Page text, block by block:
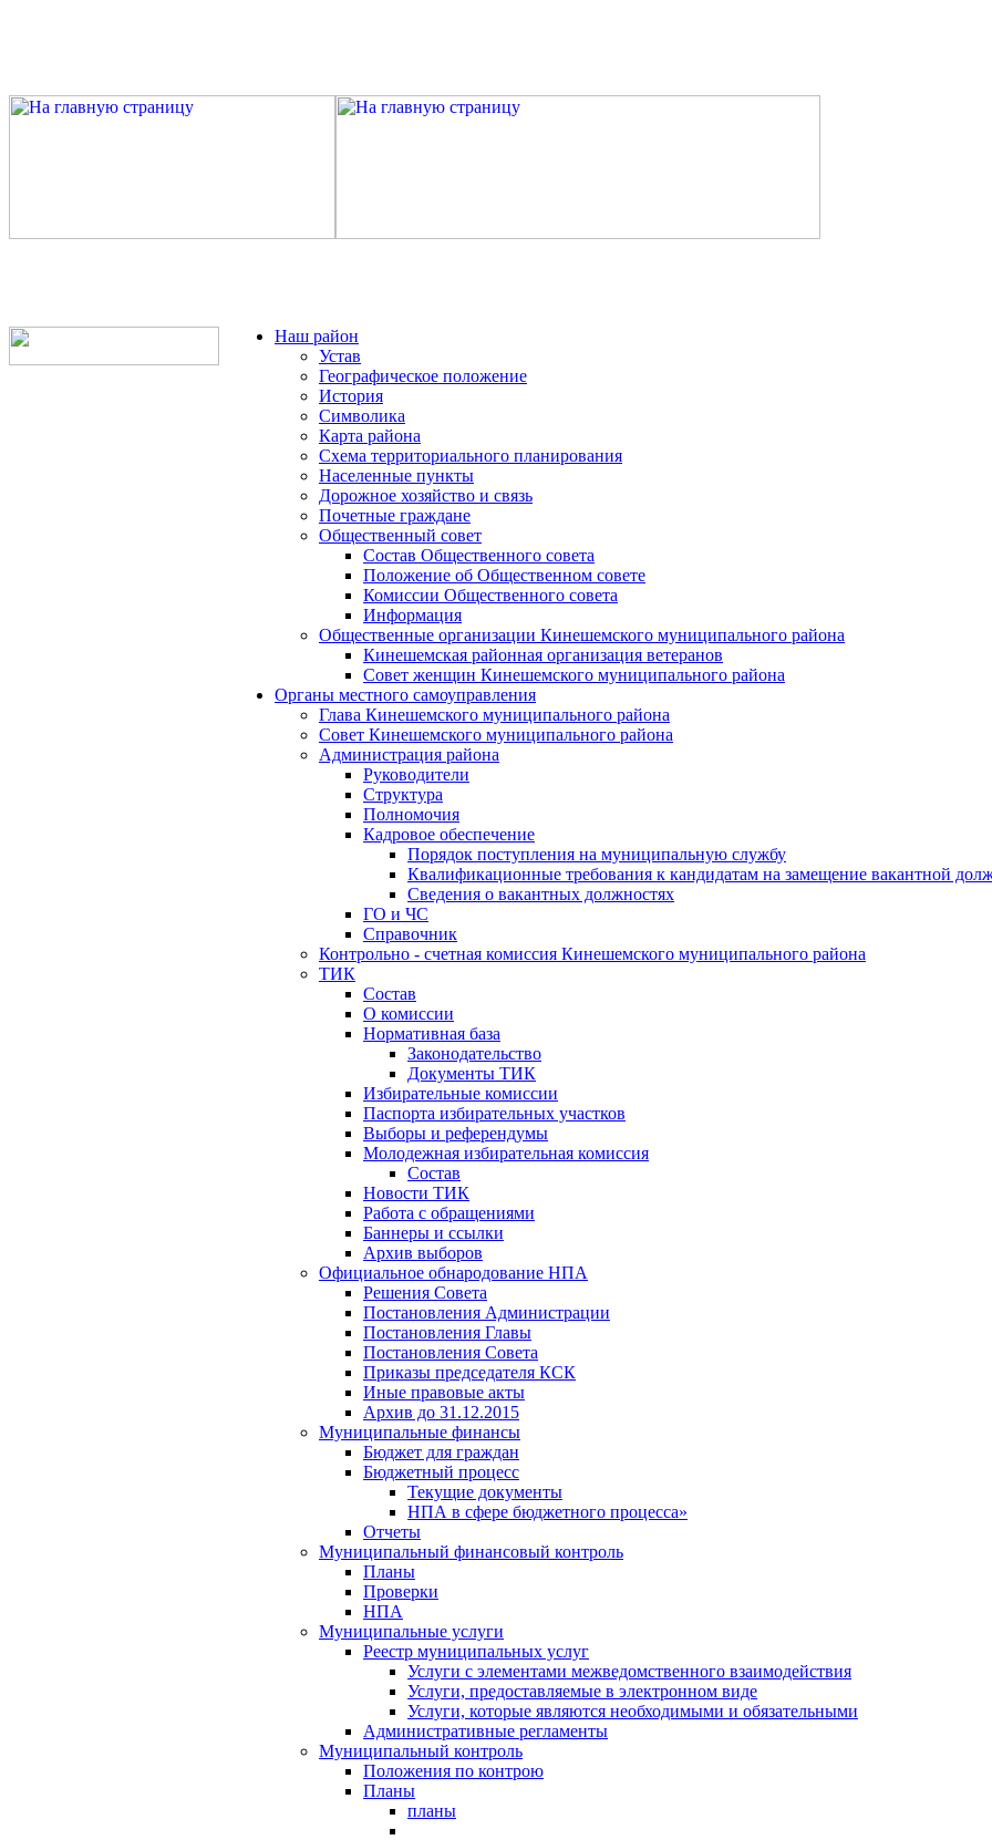
Наш район
Устав
Географическое положение
История
Символика
Карта района
Схема территориального планирования
Населенные пункты
Дорожное хозяйство и связь
Почетные граждане
Общественный совет
Состав Общественного совета
Положение об Общественном совете
Комиссии Общественного совета
Информация
Общественные организации Кинешемского муниципального района
Кинешемская районная организация ветеранов
Совет женщин Кинешемского муниципального района
Органы местного самоуправления
Глава Кинешемского муниципального района
Совет Кинешемского муниципального района
Администрация района
Руководители
Структура
Полномочия
Кадровое обеспечение
Порядок поступления на муниципальную службу
Квалификационные требования к кандидатам на замещение вакантной
Сведения о вакантных должностях
ГО и ЧС
Справочник
Контрольно - счетная комиссия Кинешемского муниципального района
ТИК
Состав
О комиссии
Нормативная база
Законодательство
Документы ТИК
Избирательные комиссии
Паспорта избирательных участков
Выборы и референдумы
Молодежная избирательная комиссия
Состав
Новости ТИК
Работа с обращениями
Баннеры и ссылки
Архив выборов
Официальное обнародование НПА
Решения Совета
Постановления Администрации
Постановления Главы
Постановления Совета
Приказы председателя КСК
Иные правовые акты
Архив до 31.12.2015
Муниципальные финансы
Бюджет для граждан
Бюджетный процесс
Текущие документы
НПА в сфере бюджетного процесса»
Отчеты
Муниципальный финансовый контроль
Планы
Проверки
НПА
Муниципальные услуги
Реестр муниципальных услуг
Услуги с элементами межведомственного взаимодействия
Услуги, предоставляемые в электронном виде
Услуги, которые являются необходимыми и обязательными
Административные регламенты
Муниципальный контроль
Положения по контрою
Планы
планы